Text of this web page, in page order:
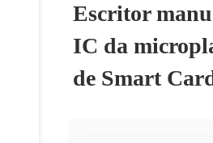
Escritor
IC da
de Smart